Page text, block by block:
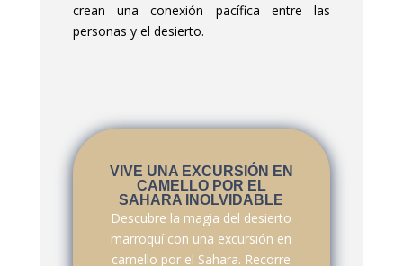
crean una conexión pacífica entre las
personas y el desierto.
VIVE UNA EXCURSIÓN EN
CAMELLO POR EL
SAHARA INOLVIDABLE
Descubre la magia del desierto
marroquí con una excursión en
camello por el Sahara. Recorre